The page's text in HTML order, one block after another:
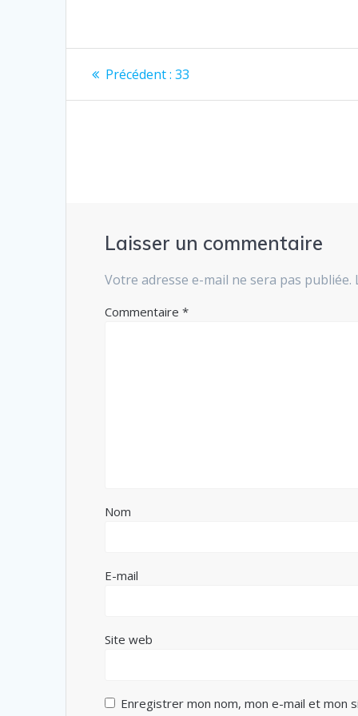
Navigation
de
Précédent : Article
33
Laisser un commentaire
Votre adresse e-mail ne sera pas publiée.
Commentaire*
Nom
E-mail
Site web
Enregistrer mon nom, mon e-mail et mon